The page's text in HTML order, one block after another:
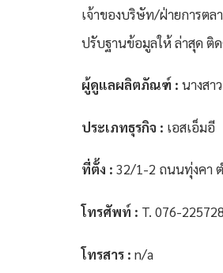
เจ้าของบริษัท/ฝ่ายการต
ปรับฐานข้อมูลให้ ล่าสุด ติ
ผู้ดูแลผลิตภัณฑ์ : นางสา
ประเภทธุรกิจ : เอสเอ็มอี
ที่ตั้ง : 32/1-2 ถนนทุ่งคา
โทรศัพท์ : T. 076-225728
โทรสาร : n/a